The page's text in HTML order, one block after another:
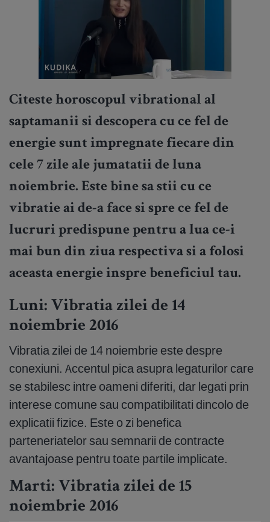
Citeste horoscopul vibrational al
saptamanii si descopera cu ce fel de
energie sunt impregnate fiecare din
cele 7 zile ale jumatatii de luna
noiembrie. Este bine sa stii cu ce
vibratie ai de-a face si spre ce fel de
lucruri predispune pentru a lua ce-i
mai bun din ziua respectiva si a folosi
aceasta energie inspre beneficiul tau.
Luni: Vibratia zilei de 14
noiembrie 2016
Vibratia zilei de 14 noiembrie este despre
conexiuni. Accentul pica asupra legaturilor care
se stabilesc intre oameni diferiti, dar legati prin
interese comune sau compatibilitati dincolo de
explicatii fizice. Este o zi benefica
parteneriatelor sau semnarii de contracte
avantajoase pentru toate partile implicate.
Marti: Vibratia zilei de 15
noiembrie 2016